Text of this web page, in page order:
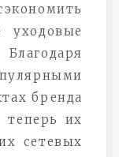
уходовые
бренда
теперь их
сетевых